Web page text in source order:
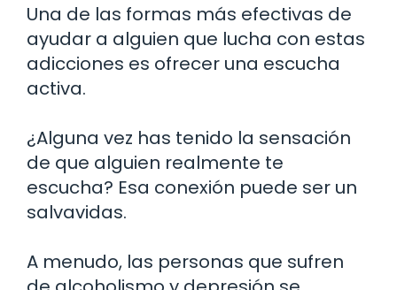
Una de las formas más efectivas de
ayudar a alguien que lucha con estas
adicciones es ofrecer una escucha
activa.
¿Alguna vez has tenido la sensación
de que alguien realmente te
escucha? Esa conexión puede ser un
salvavidas.
A menudo, las personas que sufren